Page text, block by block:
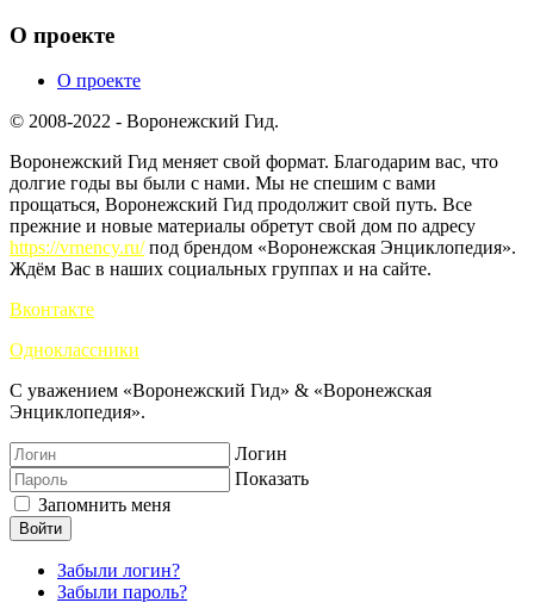
О проекте
О проекте
© 2008-2022 - Воронежский Гид.
Воронежский Гид меняет свой формат. Благодарим вас, что
долгие годы вы были с нами. Мы не спешим с вами
прощаться, Воронежский Гид продолжит свой путь. Все
прежние и новые материалы обретут свой дом по адресу
https://vrnency.ru/под брендом «Воронежская Энциклопедия».
Ждём Вас в наших социальных группах и на сайте.
Вконтакте
Одноклассники
С уважением «Воронежский Гид» & «Воронежская
Энциклопедия».
Логин
Показать
Запомнить меня
Войти
Забыли логин?
Забыли пароль?